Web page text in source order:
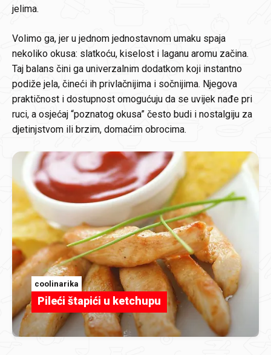
jelima.
Volimo ga, jer u jednom jednostavnom umaku spaja
nekoliko okusa: slatkoću, kiselost i laganu aromu začina.
Taj balans čini ga univerzalnim dodatkom koji instantno
podiže jela, čineći ih privlačnijima i sočnijima. Njegova
praktičnost i dostupnost omogućuju da se uvijek nađe pri
ruci, a osjećaj “poznatog okusa” često budi i nostalgiju za
djetinjstvom ili brzim, domaćim obrocima.
coolinarika
Pileći štapići u ketchupu